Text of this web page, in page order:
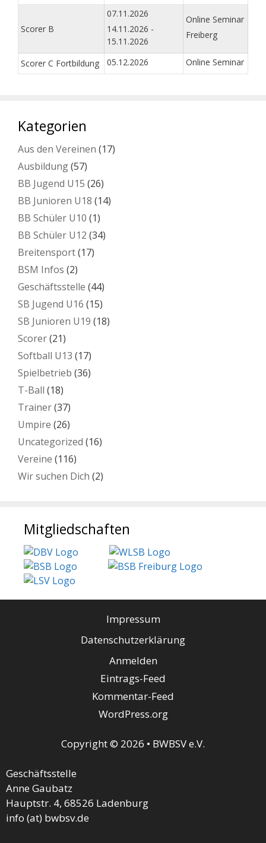
Scorer B
07.11.2026
14.11.2026 -
15.11.2026
Online Seminar
Freiberg
Scorer C Fortbildung 05.12.2026 Online Seminar
Kategorien
Aus den Vereinen (17)
Ausbildung(57)
BB Jugend U15 (26)
BB Junioren U18 (14)
BB Schüler U10 (1)
BB Schüler U12 (34)
Breitensport(17)
BSM Infos (2)
Geschäftsstelle (44)
SB Jugend U16 (15)
SB Junioren U19 (18)
Scorer(21)
Softball U13 (17)
Spielbetrieb (36)
T-Ball (18)
Trainer(37)
Umpire (26)
Uncategorized (16)
Vereine (116)
Wir suchen Dich (2)
Mitgliedschaften
Impressum
Datenschutzerklärung
Anmelden
Eintrags-Feed
Kommentar-Feed
WordPress.org
Copyright © 2026 • BWBSV e.V.
Geschäftsstelle
Anne Gaubatz
Hauptstr. 4, 68526 Ladenburg
info (at) bwbsv.de